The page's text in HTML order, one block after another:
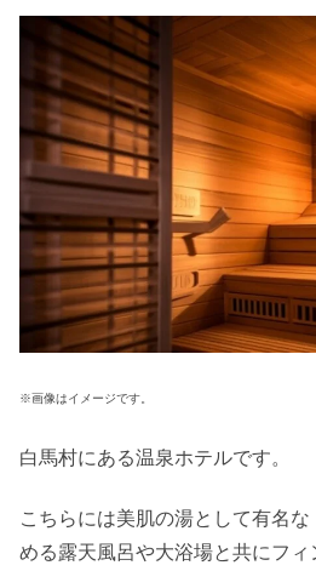
※画像はイメージです。
白馬村にある温泉ホテルです。
こちらには美肌の湯として有名
める露天風呂や大浴場と共にフ